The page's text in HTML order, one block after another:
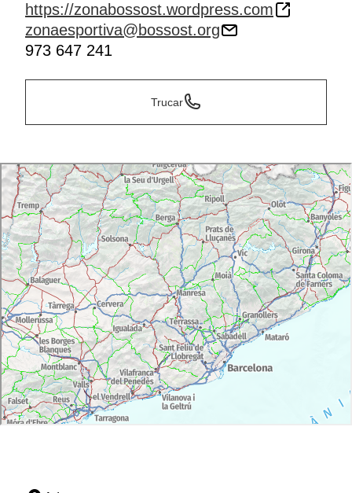
https://zonabossost.wordpress.com
zonaesportiva@bossost.org
973 647 241
Trucar